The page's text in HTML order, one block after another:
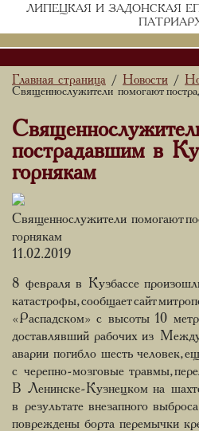
ЛИПЕЦКАЯ И ЗАДОНСКАЯ
Главная страница / Новости /
Священнослужители помогают
пострадавшим в
горнякам
Священнослужители помогают
горнякам
11.02.2019
8 февраля в Кузбассе
катастрофы, сообщает сайт
«Распадском» с высоты 10
доставлявший рабочих из
аварии погибло шесть человек,
с черепно-мозговые травмы,
В Ленинске-Кузнецком на
в результате внезапного
повреждены борта перемычки